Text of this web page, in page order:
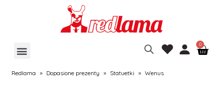
Redlama » Dopasione prezenty » Statuetki » Wenus